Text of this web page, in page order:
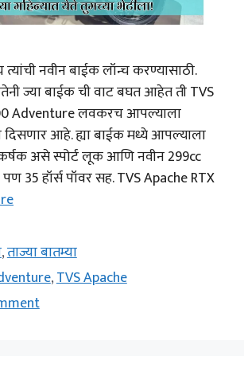
नवीन बाईक लॉन्च करण्यासाठी.
ज्या बाईक ची वाट बघत आहेत ती TVS
Adventure लवकरच आपल्याला
दिसणार आहे. ह्या बाईक मध्ये आपल्याला
असे स्पोर्ट लूक आणि नवीन 299cc
35 हॉर्स पॉवर सह. TVS Apache RTX
,ताज्या बातम्या
,TVS Apache